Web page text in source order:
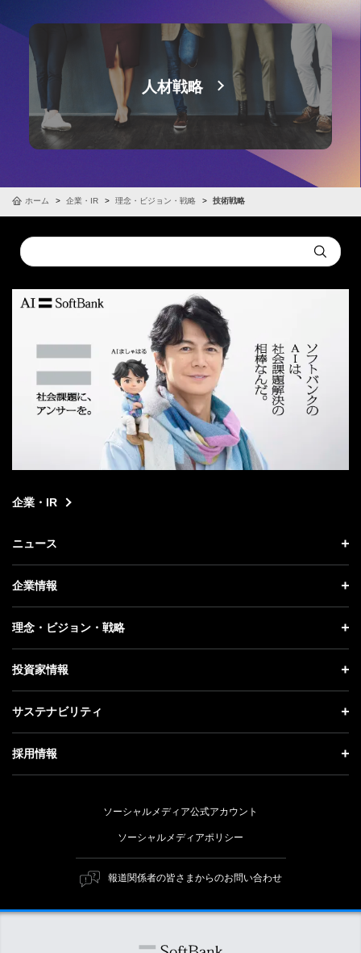
人材戦略
ホーム 企業・IR 理念・ビジョン・戦略 技術戦略
Conduct
a
Submit
企業・IR
ニュース
ニュース トップ
プレスリリース
更新情報
記者説明会
企業情報
企業情報 トップ
社長メッセージ
事業紹介
ガバナンス
理念・ビジョン・戦略
理念・ビジョン・戦略 トップ
成長戦略「Activate AI for Society」
人材戦略
投資家情報
投資家情報 トップ
経営方針
個人投資家の皆さまへ
株式と社債について
サステナビリティ
サステナビリティ トップ
トップメッセージ
ESG方針・体制
マテリアリティ（重要課題）
ESGの主な取り組み
採用情報
障がい者採用
ソーシャルメディア公式アカウント
ソーシャルメディアポリシー
報道関係者の皆さまからのお問い合わせ